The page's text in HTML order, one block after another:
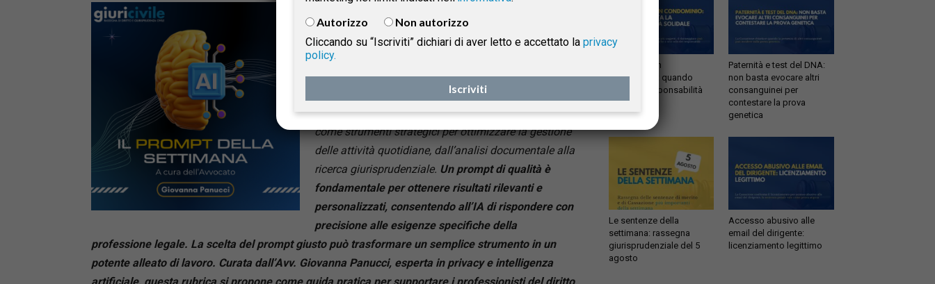
scelta del prompt giusto.
Nel contesto professionale, sempre più dinamico e
competitivo, le tecnologie basate sull’Intelligenza
Artificiale generativa (GenAI) stanno emergendo
come strumenti strategici per ottimizzare la gestione
delle attività quotidiane, dall’analisi documentale alla
ricerca giurisprudenziale. Un prompt di qualità è
fondamentale per ottenere risultati rilevanti e
personalizzati, consentendo all’IA di rispondere con
precisione alle esigenze specifiche della
professione legale. La scelta del prompt giusto può trasformare un semplice strumento in un
potente alleato di lavoro. Curata dall’Avv. Giovanna Panucci, esperta in privacy e intelligenza
Infiltrazioni in
condominio: quando
scatta la responsabilità
solidale
Paternità e test del DNA:
non basta evocare altri
consanguinei per
contestare la prova
genetica
Le sentenze della
settimana: rassegna
giurisprudenziale del 5
agosto
Accesso abusivo alle
email del dirigente:
licenziamento legittimo
Autorizzo
Non autorizzo
Cliccando su “Iscriviti” dichiari di aver letto e accettato la privacy
policy.
Iscriviti